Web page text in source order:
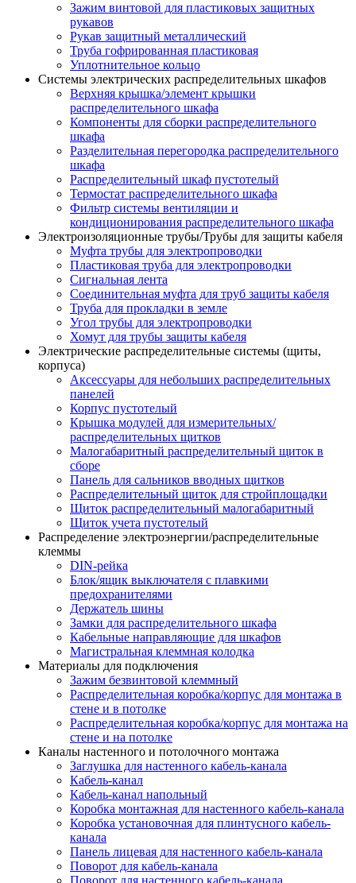
Зажим винтовой для пластиковых защитных
рукавов
Рукав защитный металлический
Труба гофрированная пластиковая
Уплотнительное кольцо
Системы электрических распределительных шкафов
Верхняя крышка/элемент крышки
распределительного шкафа
Компоненты для сборки распределительного
шкафа
Разделительная перегородка распределительного
шкафа
Распределительный шкаф пустотелый
Термостат распределительного шкафа
Фильтр системы вентиляции и
кондиционирования распределительного шкафа
Электроизоляционные трубы/Трубы для защиты кабеля
Муфта трубы для электропроводки
Пластиковая труба для электропроводки
Сигнальная лента
Соединительная муфта для труб защиты кабеля
Труба для прокладки в земле
Угол трубы для электропроводки
Хомут для трубы защиты кабеля
Электрические распределительные системы (щиты,
корпуса)
Аксессуары для небольших распределительных
панелей
Корпус пустотелый
Крышка модулей для измерительных/
распределительных щитков
Малогабаритный распределительный щиток в
сборе
Панель для сальников вводных щитков
Распределительный щиток для стройплощадки
Щиток распределительный малогабаритный
Щиток учета пустотелый
Распределение электроэнергии/распределительные
клеммы
DIN-рейка
Блок/ящик выключателя с плавкими
предохранителями
Держатель шины
Замки для распределительного шкафа
Кабельные направляющие для шкафов
Магистральная клеммная колодка
Материалы для подключения
Зажим безвинтовой клеммный
Распределительная коробка/корпус для монтажа в
стене и в потолке
Распределительная коробка/корпус для монтажа на
стене и на потолке
Каналы настенного и потолочного монтажа
Заглушка для настенного кабель-канала
Кабель-канал
Кабель-канал напольный
Коробка монтажная для настенного кабель-канала
Коробка установочная для плинтусного кабель-
канала
Панель лицевая для настенного кабель-канала
Поворот для кабель-канала
Поворот для настенного кабель-канала